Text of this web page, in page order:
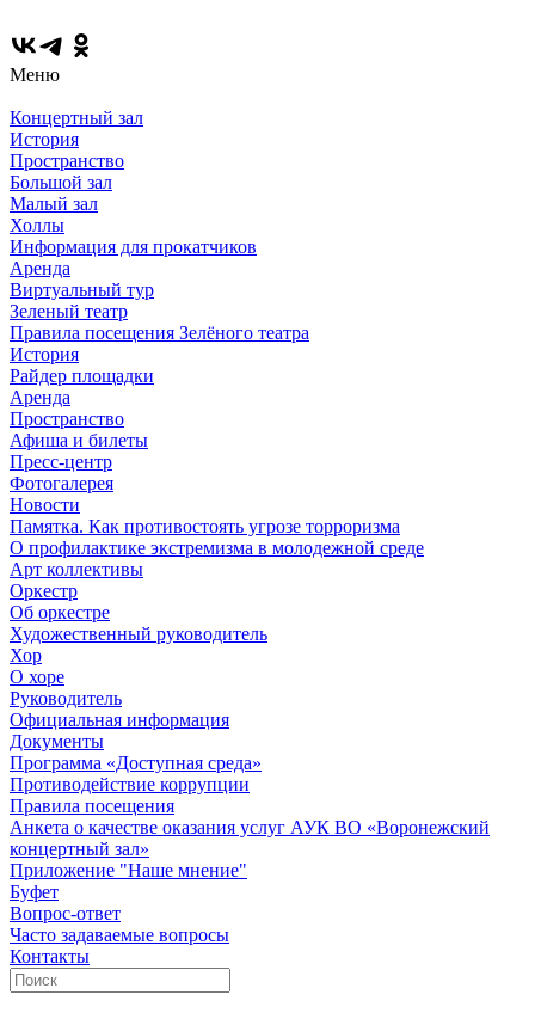
Меню
Концертный зал
История
Пространство
Большой зал
Малый зал
Холлы
Информация для прокатчиков
Аренда
Виртуальный тур
Зеленый театр
Правила посещения Зелёного театра
История
Райдер площадки
Аренда
Пространство
Афиша и билеты
Пресс-центр
Фотогалерея
Новости
Памятка. Как противостоять угрозе торроризма
О профилактике экстремизма в молодежной среде
Арт коллективы
Оркестр
Об оркестре
Художественный руководитель
Хор
О хоре
Руководитель
Официальная информация
Документы
Программа «Доступная среда»
Противодействие коррупции
Правила посещения
Анкета о качестве оказания услуг АУК ВО «Воронежский
концертный зал»
Приложение "Наше мнение"
Буфет
Вопрос-ответ
Часто задаваемые вопросы
Контакты